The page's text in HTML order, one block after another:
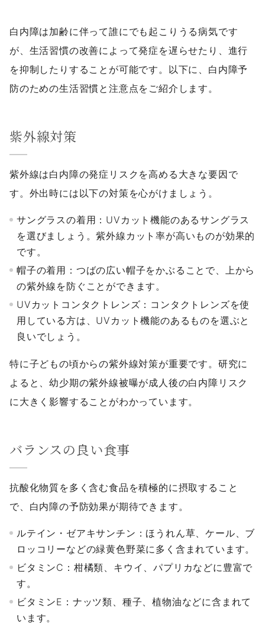
白内障は加齢に伴って誰にでも起こりうる病気です
が、生活習慣の改善によって発症を遅らせたり、進行
を抑制したりすることが可能です。以下に、白内障予
防のための生活習慣と注意点をご紹介します。
紫外線対策
紫外線は白内障の発症リスクを高める大きな要因で
す。外出時には以下の対策を心がけましょう。
サングラスの着用：UVカット機能のあるサングラス
を選びましょう。紫外線カット率が高いものが効果的
です。
帽子の着用：つばの広い帽子をかぶることで、上から
の紫外線を防ぐことができます。
UVカットコンタクトレンズ：コンタクトレンズを使
用している方は、UVカット機能のあるものを選ぶと
良いでしょう。
特に子どもの頃からの紫外線対策が重要です。研究に
よると、幼少期の紫外線被曝が成人後の白内障リスク
に大きく影響することがわかっています。
バランスの良い食事
抗酸化物質を多く含む食品を積極的に摂取すること
で、白内障の予防効果が期待できます。
ルテイン・ゼアキサンチン：ほうれん草、ケール、ブ
ロッコリーなどの緑黄色野菜に多く含まれています。
ビタミンC：柑橘類、キウイ、パプリカなどに豊富で
す。
ビタミンE：ナッツ類、種子、植物油などに含まれて
います。